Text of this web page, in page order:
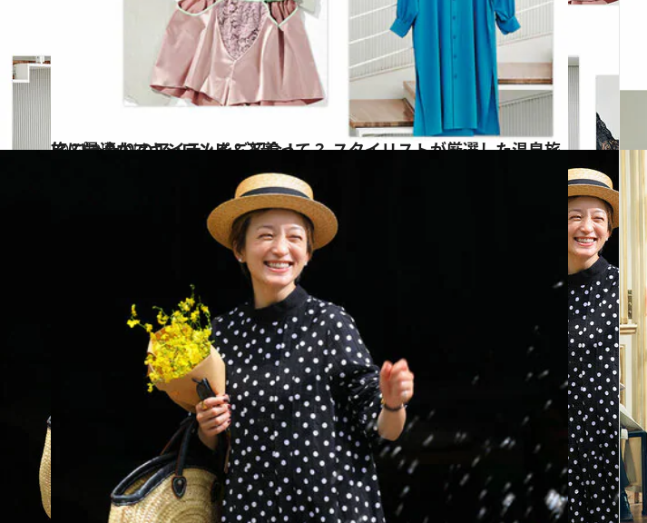
2022.8.8
旅に最適なマキシワンピ＆下着って？ スタイリストが厳選した温泉旅に ぴったりのアイテムをご紹介！
旅＆お出かけ